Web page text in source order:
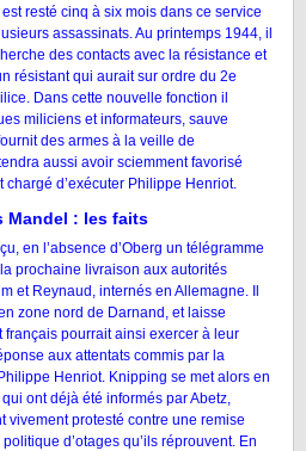
resté cinq à six mois dans ce service
assassinats. Au printemps 1944, il
des contacts avec la résistance et
résistant qui aurait sur ordre du 2e
Dans cette nouvelle fonction il
miliciens et informateurs, sauve
des armes à la veille de
aussi avoir sciemment favorisé
chargé d’exécuter Philippe Henriot.
Mandel : les faits
en l’absence d’Oberg un télégramme
prochaine livraison aux autorités
et Reynaud, internés en Allemagne. Il
zone nord de Darnand, et laisse
pourrait ainsi exercer à leur
aux attentats commis par la
Henriot. Knipping se met alors en
ont déjà été informés par Abetz,
vivement protesté contre une remise
d’otages qu’ils réprouvent. En